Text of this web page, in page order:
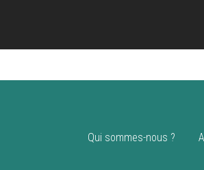
Qui sommes-nous ?